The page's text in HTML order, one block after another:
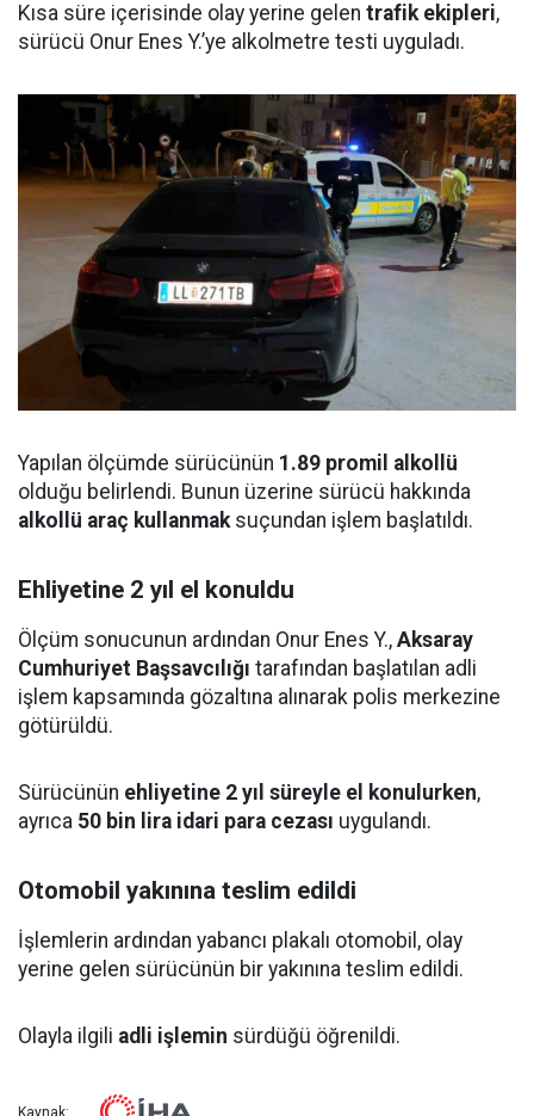
Kısa süre içerisinde olay yerine gelen trafik ekipleri,
sürücü Onur Enes Y.’ye alkolmetre testi uyguladı.
Yapılan ölçümde sürücünün 1.89 promil alkollü
olduğu belirlendi. Bunun üzerine sürücü hakkında
alkollü araç kullanmaksuçundan işlem başlatıldı.
Ehliyetine 2 yıl el konuldu
Ölçüm sonucunun ardından Onur Enes Y., Aksaray
Cumhuriyet Başsavcılığı tarafından başlatılan adli
işlem kapsamında gözaltına alınarak polis merkezine
götürüldü.
Sürücünün ehliyetine 2 yıl süreyle el konulurken,
ayrıca 50 bin lira idari para cezası uygulandı.
Otomobil yakınına teslim edildi
İşlemlerin ardından yabancı plakalı otomobil, olay
yerine gelen sürücünün bir yakınına teslim edildi.
Olayla ilgili adli işlemin sürdüğü öğrenildi.